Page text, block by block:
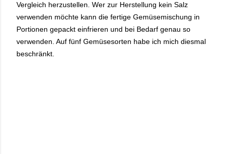
Vergleich herzustellen. Wer zur Herstellung kein Salz
verwenden möchte kann die fertige Gemüsemischung in
Portionen gepackt einfrieren und bei Bedarf genau so
verwenden. Auf fünf Gemüsesorten habe ich mich diesmal
beschränkt.